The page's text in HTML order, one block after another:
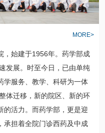
MORE>
始建于1956年。 药学部成
发展。时至今日，已由单纯
学服务、教学、科研为一体
体迁移，新的院区、新的环
的活力。而药学部 ，更是迎
承担着全院门诊西药及中成